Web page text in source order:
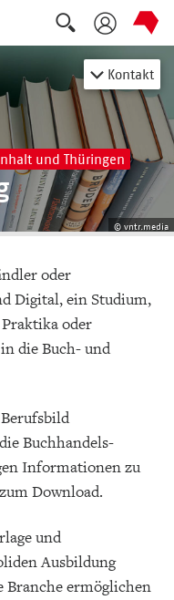
Suche
Kontakt
© vntr.media
und Thüringen
oder
Digital, ein Studium,
oder
die Buch- und
Buchhandels-
Informationen zu
zum Download.
und
Ausbildung
Branche ermöglichen